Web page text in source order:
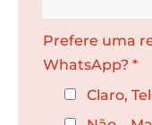
Prefere uma
WhatsApp? *
Claro,